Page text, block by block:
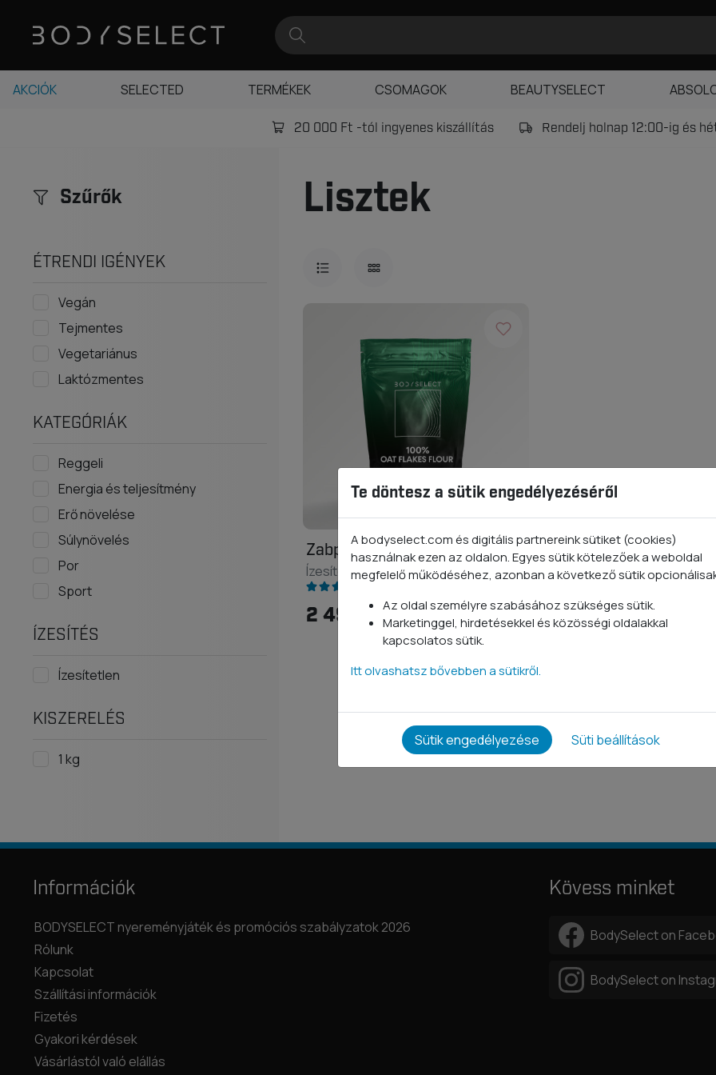
20 000 Ft -tól ingyenes kiszállítás Rendelj holnap 12:00-ig és
Lisztek
Zabpehely liszt
Ízesítetlen 1 kg
2 490 Ft
Szűrők
ÉTRENDI IGÉNYEK
Vegán
Tejmentes
Vegetariánus
Laktózmentes
KATEGÓRIÁK
Reggeli
Energia és teljesítmény
Erő növelése
Súlynövelés
Por
Sport
ÍZESÍTÉS
Ízesítetlen
KISZERELÉS
1 kg
AKCIÓK SELECTED TERMÉKEK CSOMAGOK BEAUTYSELECT
Információk
BODYSELECT nyereményjáték és promóciós szabályzatok 2026
Rólunk
Kapcsolat
Szállítási információk
Fizetés
Gyakori kérdések
Vásárlástól való elállás
Kövess minket
BodySelect on
BodySelect on
Te döntesz a sütik engedélyezéséről
A bodyselect.com és digitális partnereink sütiket (cookies)
használnak ezen az oldalon. Egyes sütik kötelezőek a weboldal
megfelelő működéséhez, azonban a következő sütik
Az oldal személyre szabásához szükséges sütik.
Marketinggel, hirdetésekkel és közösségi oldalakkal
kapcsolatos sütik.
Itt olvashatsz bővebben a sütikről.
Sütik engedélyezése Süti beállítások